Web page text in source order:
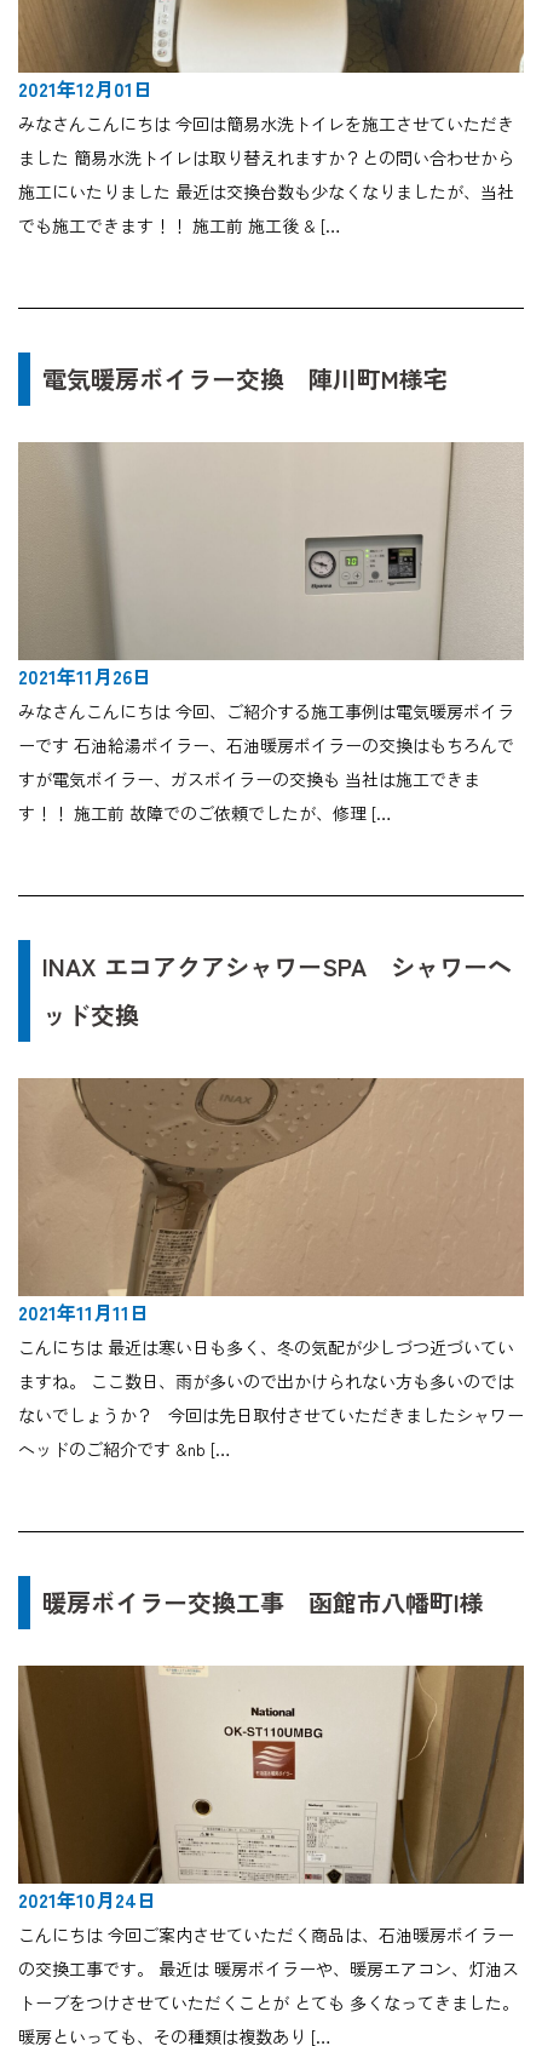
2021年12月01日
みなさんこんにちは 今回は簡易水洗トイレを施工させていただき
ました 簡易水洗トイレは取り替えれますか？との問い合わせから
施工にいたりました 最近は交換台数も少なくなりましたが、当社
でも施工できます！！ 施工前 施工後 & […
電気暖房ボイラー交換 陣川町M様宅
2021年11月26日
みなさんこんにちは 今回、ご紹介する施工事例は電気暖房ボイラ
ーです 石油給湯ボイラー、石油暖房ボイラーの交換はもちろんで
すが電気ボイラー、ガスボイラーの交換も 当社は施工できま
す！！ 施工前 故障でのご依頼でしたが、修理 […
INAX エコアクアシャワーSPA シャワーヘ
ッド交換
2021年11月11日
こんにちは 最近は寒い日も多く、冬の気配が少しづつ近づいてい
ますね。 ここ数日、雨が多いので出かけられない方も多いのでは
ないでしょうか？ 今回は先日取付させていただきましたシャワー
ヘッドのご紹介です &nb […
暖房ボイラー交換工事 函館市八幡町I様
2021年10月24日
こんにちは 今回ご案内させていただく商品は、石油暖房ボイラー
の交換工事です。 最近は 暖房ボイラーや、暖房エアコン、灯油ス
トーブをつけさせていただくことが とても 多くなってきました。
暖房といっても、その種類は複数あり […